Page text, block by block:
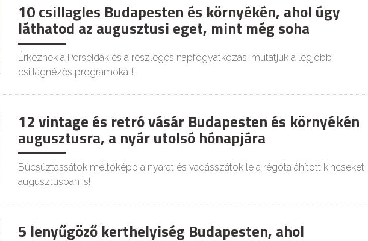
10 csillagles Budapesten és környékén, ahol úgy
láthatod az augusztusi eget, mint még soha
Érkeznek a Perseidák és a részleges napfogyatkozás: mutatjuk a legjobb
csillagnézős programokat!
12 vintage és retró vásár Budapesten és környékén
augusztusra, a nyár utolsó hónapjára
Búcsúztassátok méltóképp a nyarat és vadásszátok le a régóta áhított kincseket
augusztusban is!
5 lenyűgöző kerthelyiség Budapesten, ahol